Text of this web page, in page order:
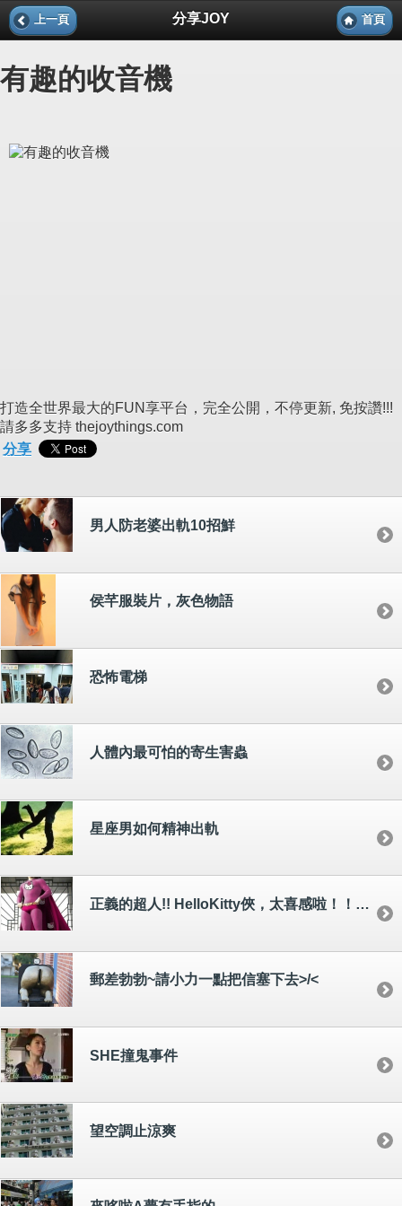
上一頁 分享JOY 首頁
有趣的收音機
打造全世界最大的FUN享平台，完全公開，不停更新, 免按讚!!!
請多多支持 thejoythings.com
分享
男人防老婆出軌10招鮮
侯芊服裝片，灰色物語
恐怖電梯
人體內最可怕的寄生害蟲
星座男如何精神出軌
正義的超人!! HelloKitty俠，太喜感啦！！感受到正義的能量了~
郵差勃勃~請小力一點把信塞下去>/<
SHE撞鬼事件
望空調止涼爽